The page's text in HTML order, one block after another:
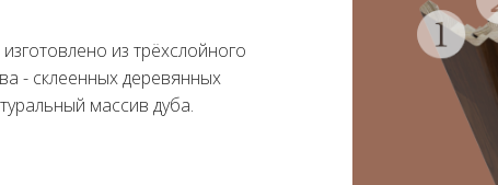
из трёхслойного
- склеенных деревянных
массив дуба.